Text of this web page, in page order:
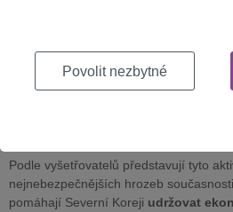
podporované Ruskem a Čínou
,
počítačových systémů, ohrozily životy
Podle vyšetřovatelů představují tyto
nejnebezpečnějších hrozeb
pomáhají Severní Koreji udržovat
Povolit nezbytné